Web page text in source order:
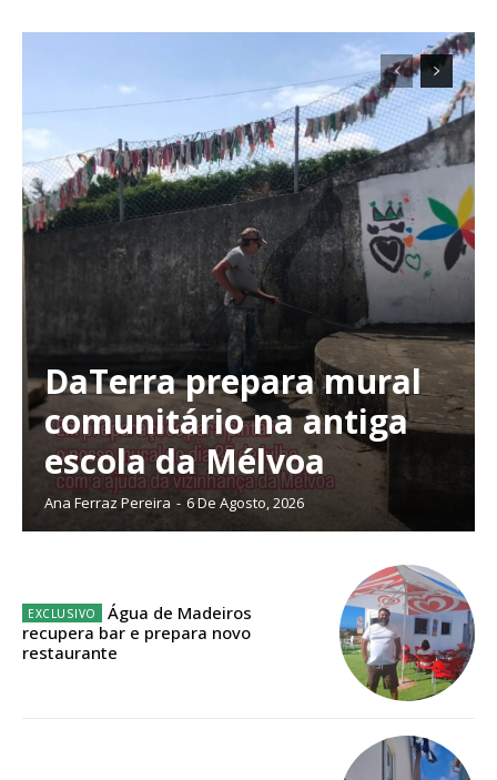
Planos de Assinatura
Faça-se assinante do Região de Cister e ajude-nos a manter este serviço
público!
Escolha o plano de assinatura desejado:
DaTerra prepara mural
comunitário na antiga
escola da Mélvoa
Ana Ferraz Pereira - 6 De Agosto, 2026
Água de Madeiros
recupera bar e prepara novo
restaurante